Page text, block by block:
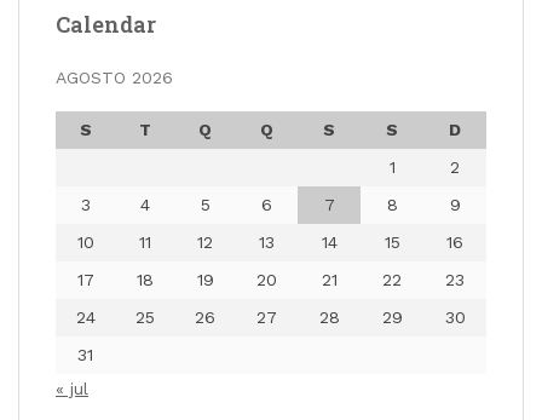
Calendar
AGOSTO 2026
S T Q Q S S
D
1
2
3
4 5 6 7 8
9
10
11 12 13 14 15
16
17
18 19 20 21 22
23
24
25 26 27 28 29
30
31
« jul